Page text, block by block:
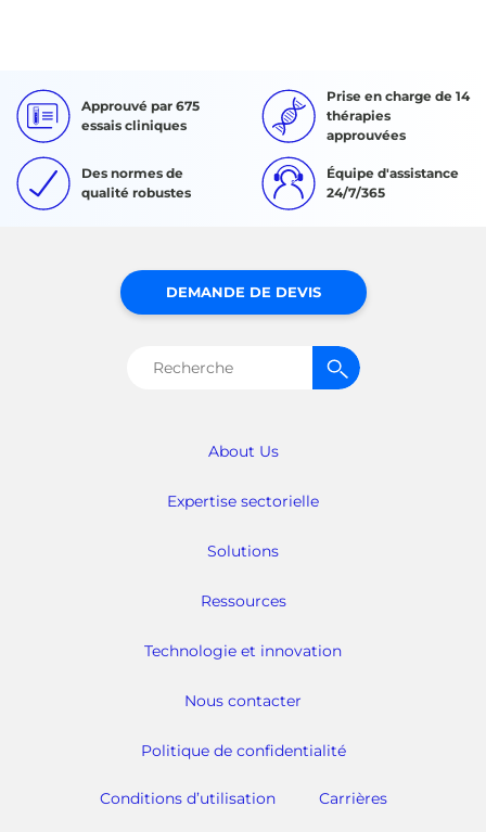
Approuvé par 675
essais cliniques
Prise en charge de 14
thérapies
approuvées
Des normes de
qualité robustes
Équipe d'assistance
24/7/365
About Us
Expertise sectorielle
Solutions
Ressources
Technologie et innovation
Nous contacter
Politique de confidentialité
Conditions d’utilisation Carrières
DEMANDE DE DEVIS
Rechercher :